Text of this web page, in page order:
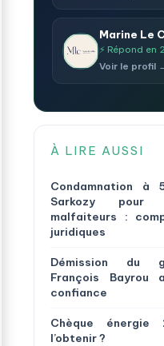
Marine Le
⚡ Répond en
Voir le profil
À LIRE AUSSI
Condamnation à
Sarkozy pour
malfaiteurs :
juridiques
Démission du
François
confiance
Chèque énergie
l’obtenir ?